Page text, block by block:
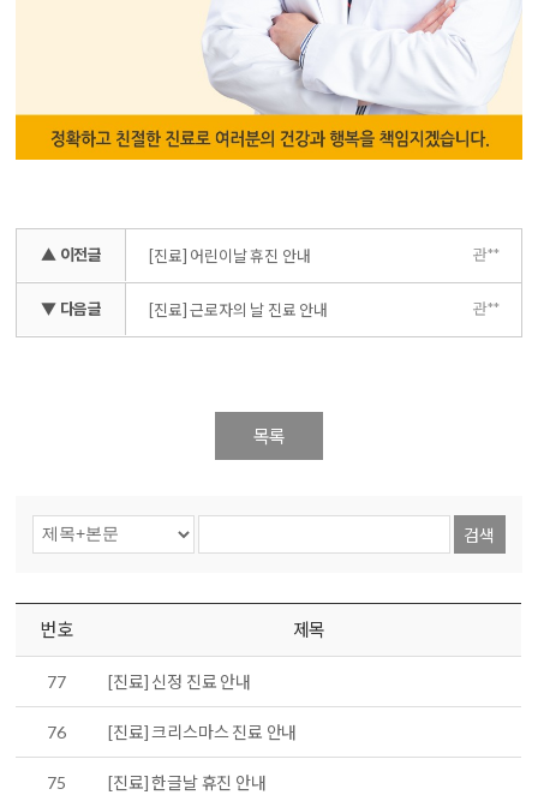
▲ 이전글 [진료] 어린이날 휴진 안내 관**
▼ 다음글 [진료] 근로자의 날 진료 안내 관**
목록
검색
번호 제목
77 [진료] 신정 진료 안내
76 [진료] 크리스마스 진료 안내
75 [진료] 한글날 휴진 안내